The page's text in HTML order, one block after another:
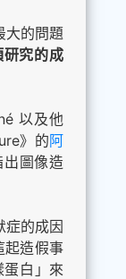
大的問題
究的成
以及他
》的阿
圖像造
症的成因
起造假事
白」來